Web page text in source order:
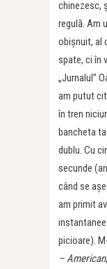
chinezesc,
regulă. Am
obişnuit, al
spate, ci în
„Jurnalul”
am putut
în tren
bancheta
dublu. Cu
secunde
când se
am primit
picioare).
– American